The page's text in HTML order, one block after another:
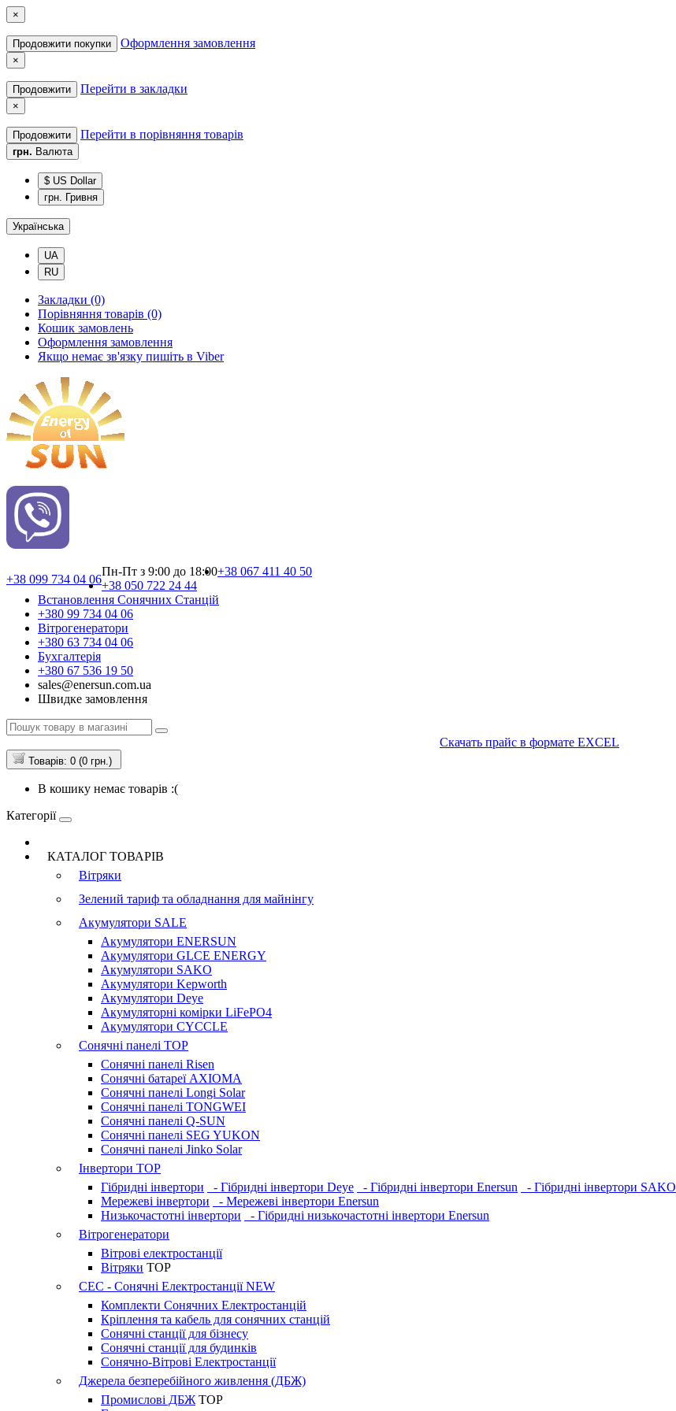
×
Продовжити покупки Оформлення замовлення
×
Продовжити Перейти в закладки
×
Продовжити Перейти в порівняння товарів
грн. Валюта
$ US Dollar
грн. Гривня
Українська
UA
RU
Закладки (0)
Порівняння товарів (0)
Кошик замовлень
Оформлення замовлення
Якщо немає зв'язку пишіть в Viber
+38 099 734 04 06
Пн-Пт з 9:00 до 18:00+38 067 411 40 50
+38 050 722 24 44
Встановлення Сонячних Cтанцій
+380 99 734 04 06
Вітрогенератори
+380 63 734 04 06
Бухгалтерія
+380 67 536 19 50
sales@enersun.com.ua
Швидке замовлення
Скачать прайс в формате EXCEL
Товарів: 0 (0 грн.)
В кошику немає товарів :(
Категорії
КАТАЛОГ ТОВАРІВ
Вітряки
Зелений тариф та обладнання для майнінгу
Акумулятори SALE
Акумулятори ENERSUN
Акумулятори GLCE ENERGY
Акумулятори SAKO
Акумулятори Kepworth
Акумулятори Deye
Акумуляторні комірки LiFePO4
Акумулятори CYCCLE
Сонячні панелі TOP
Сонячні панелі Risen
Сонячні батареї AXIOMA
Сонячні панелі Longi Solar
Сонячні панелі TONGWEI
Сонячні панелі Q-SUN
Сонячні панелі SEG YUKON
Сонячні панелі Jinko Solar
Інвертори TOP
Гібридні інвертори
- Гібридні інвертори Deye - Гібридні інвертори Enersun
- Гібридні інвертори SAKO
Мережеві інвертори
- Мережеві інвертори Enersun
Низькочастотні інвертори
- Гібридні низькочастотні інвертори Enersun
Вітрогенератори
Вітрові електростанції
Вітряки TOP
СЕС - Сонячні Електростанції NEW
Комплекти Сонячних Електростанцій
Кріплення та кабель для сонячних станцій
Сонячні станції для бізнесу
Сонячні станції для будинків
Сонячно-Вітрові Електростанції
Джерела безперебійного живлення (ДБЖ)
Промислові ДБЖ TOP